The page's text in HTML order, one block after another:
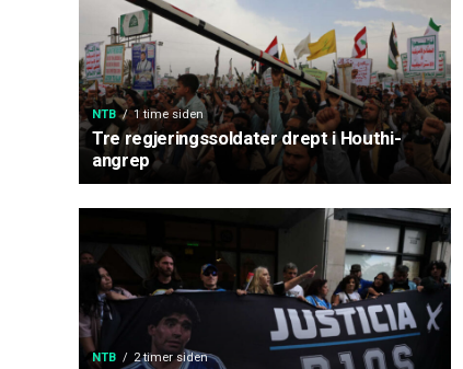
NTB 1 time siden
Tre regjeringssoldater drept i Houthi-
angrep
NTB 2 timer siden